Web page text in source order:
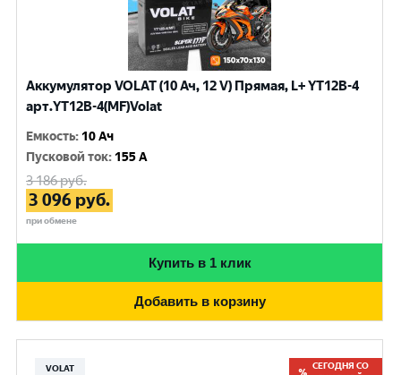
Аккумулятор VOLAT (10 Ач, 12 V) Прямая, L+ YT12B-4
арт.YT12B-4(MF)Volat
Емкость: 10 Ач
Пусковой ток: 155 A
3 186руб.
3 096 руб.
при обмене
Купить в 1 клик
Добавить в корзину
VOLAT
СЕГОДНЯ СО